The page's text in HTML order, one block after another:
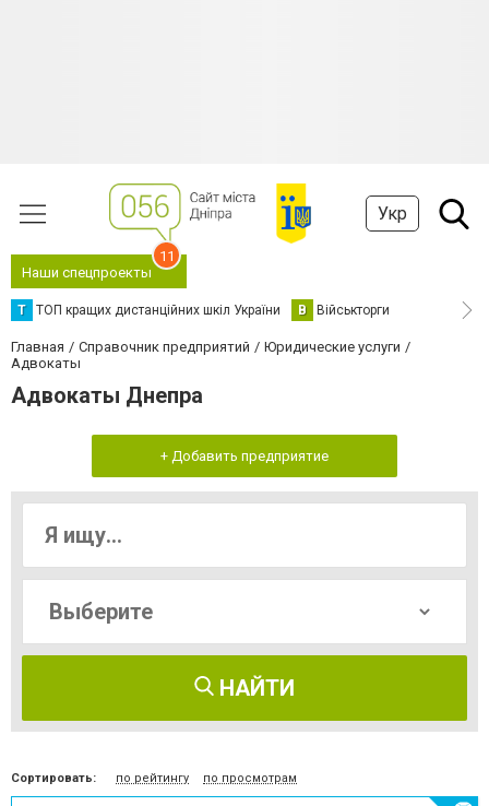
Укр
Наши спецпроекты
11
Т ТОП кращих дистанційних шкіл України В Військторги
Главная Справочник предприятий
Юридические услуги
Адвокаты
Адвокаты Днепра
+ Добавить предприятие
НАЙТИ
Сортировать: по рейтингу по просмотрам